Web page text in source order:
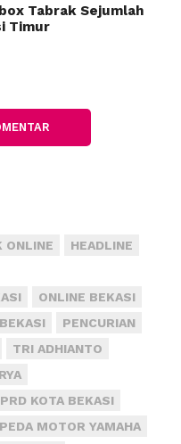
perkara polisi
bukti dan
lalu lintas wilayah
Tabrak Sejumlah
Timur
ONLINE
HEADLINE
ONLINE BEKASI
PENCURIAN
TRI ADHIANTO
KOTA BEKASI
MOTOR YAMAHA